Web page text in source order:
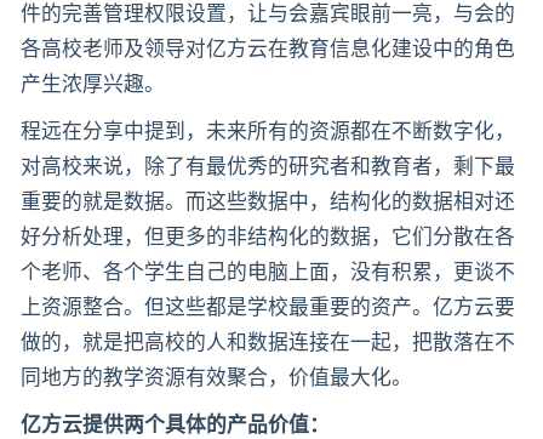
件的完善管理权限设置，让与会嘉宾眼前一亮，与会的
各高校老师及领导对亿方云在教育信息化建设中的角色
产生浓厚兴趣。
程远在分享中提到，未来所有的资源都在不断数字化，
对高校来说，除了有最优秀的研究者和教育者，剩下最
重要的就是数据。而这些数据中，结构化的数据相对还
好分析处理，但更多的非结构化的数据，它们分散在各
个老师、各个学生自己的电脑上面，没有积累，更谈不
上资源整合。但这些都是学校最重要的资产。亿方云要
做的，就是把高校的人和数据连接在一起，把散落在不
同地方的教学资源有效聚合，价值最大化。
亿方云提供两个具体的产品价值：